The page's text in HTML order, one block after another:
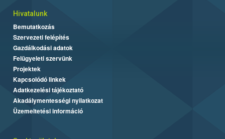
Hivatalunk
Bemutatkozás
Szervezeti felépítés
Gazdálkodási adatok
Felügyeleti szervünk
Projektek
Kapcsolódó linkek
Adatkezelési tájékoztató
Akadálymentességi nyilatkozat
Üzemeltetési információ